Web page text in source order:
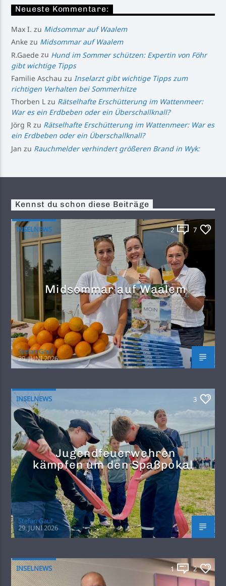
Neueste Kommentare:
Max I. zu Midsommar auf Waalem
Anke zu Midsommar auf Waalem
R.Gaede zu Hund im Sommer schützen: Expertin von Föhr
gibt wichtige Tipps
Familie Aschau zu Inselarzt gibt wichtige Tipps zum
richtigen Verhalten bei Sommerhitze
Thorben L zu Rätselhafte Erschütterung im Wattenmeer:
War es ein Erdbeben oder ein Überschallknall?
Jörg R zu Rätselhafte Erschütterung im Wattenmeer: War es
ein Erdbeben oder ein Überschallknall?
Jan zu Rauchmelder verhindert größeren Brand in Wyk:
Kennst du schon diese Beiträge
INSELNEWS 2 7
Midsommar auf Waalem
Stefan Gaul
29. JUNI 2026
INSELNEWS 3
Jugendfeuerwehren
kämpfen um den Spaßpokal
Stefan Gaul
29. JUNI 2026
INSELNEWS 1 2